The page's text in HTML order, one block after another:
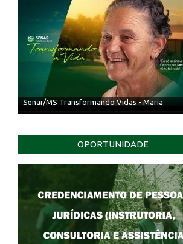
Senar/MS Transformando Vidas - Irineu
OPORTUNIDADE